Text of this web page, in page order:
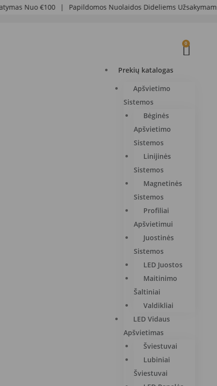
Nuo €100 | Papildomos Nuolaidos Dideliems Užsakymams
0
Prekių katalogas
Apšvietimo
Sistemos
Bėginės
Apšvietimo
Sistemos
Linijinės
Sistemos
Magnetinės
Sistemos
Profiliai
Apšvietimui
Juostinės
Sistemos
LED Juostos
Maitinimo
Šaltiniai
Valdikliai
LED Vidaus
Apšvietimas
Šviestuvai
Lubiniai
Šviestuvai